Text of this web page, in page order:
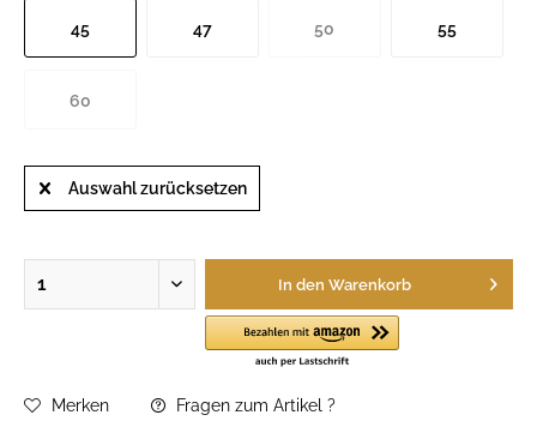
45 47 50 55
60
Auswahl zurücksetzen
In den Warenkorb
Merken Fragen zum Artikel ?